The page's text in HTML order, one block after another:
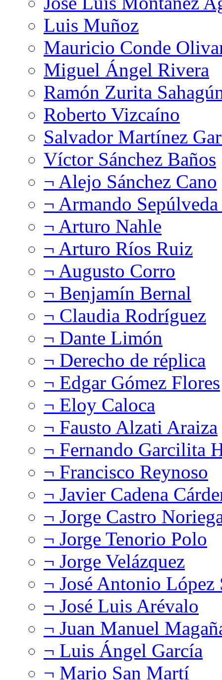
Luis Muñoz
Mauricio Conde
Miguel Ángel Rivera
Ramón Zurita
Roberto Vizcaíno
Salvador Martínez
Víctor Sánchez Baños
¬ Alejo Sánchez Cano
¬ Armando
¬ Arturo Nahle
¬ Arturo Ríos Ruiz
¬ Augusto Corro
¬ Benjamín Bernal
¬ Claudia Rodríguez
¬ Dante Limón
¬ Derecho de réplica
¬ Edgar Gómez Flores
¬ Eloy Caloca
¬ Fausto Alzati Araiza
¬ Fernando Garcilita
¬ Francisco Reynoso
¬ Javier Cadena
¬ Jorge Castro
¬ Jorge Tenorio Polo
¬ Jorge Velázquez
¬ José Antonio López
¬ José Luis Arévalo
¬ Juan Manuel
¬ Luis Ángel García
¬ Mario San Martí